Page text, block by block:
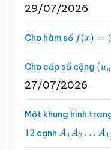
29/07/2026
Cho hàm số f(x)=(
Cho cấp số cộng (un
27/07/2026
Một khung hình
12 cạnh A1A2…A 12